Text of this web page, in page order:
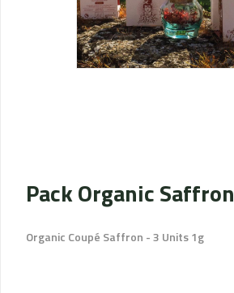
Pack Organic Saffron
Organic Coupé Saffron - 3 Units 1g